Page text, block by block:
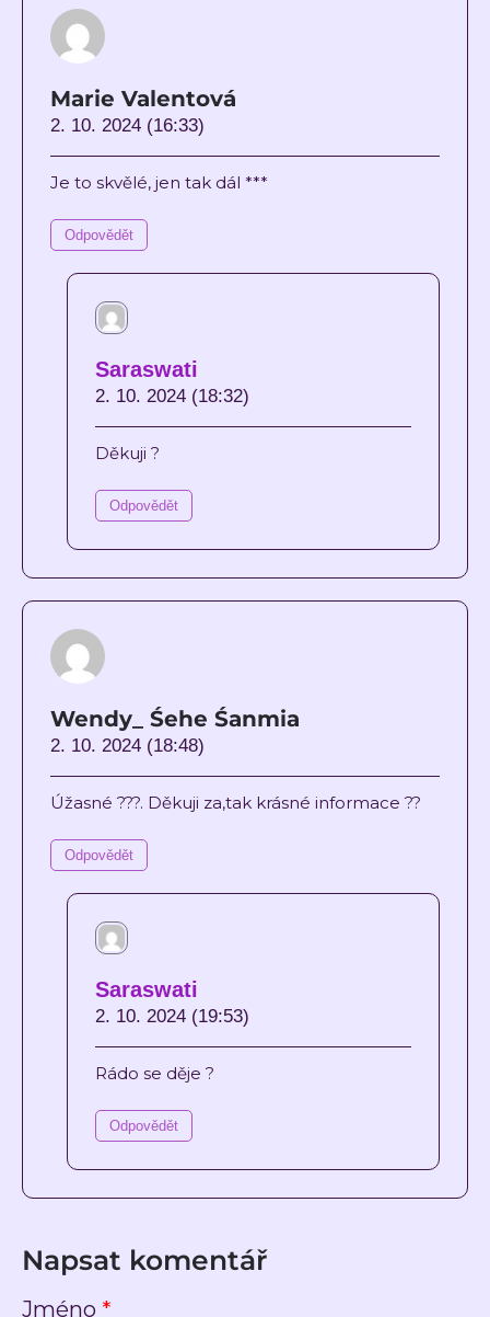
Marie Valentová
2. 10. 2024 (16:33)
Je to skvělé, jen tak dál ***
Odpovědět
Saraswati
2. 10. 2024 (18:32)
Děkuji ?
Odpovědět
Wendy_ Śehe Śanmia
2. 10. 2024 (18:48)
Úžasné ???. Děkuji za,tak krásné informace ??
Odpovědět
Saraswati
2. 10. 2024 (19:53)
Rádo se děje ?
Odpovědět
Napsat komentář
Jméno *